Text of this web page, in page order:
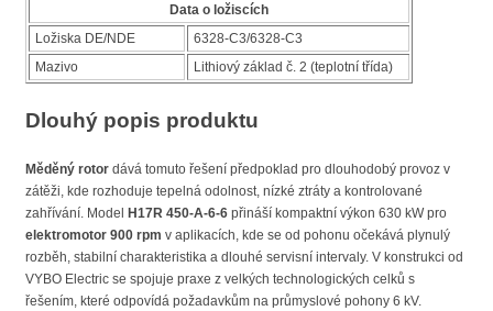
Data o ložiscích
Ložiska DE/NDE
6328-C3/6328-C3
Mazivo
Lithiový základ č. 2 (teplotní třída)
Dlouhý popis produktu
Měděný rotor dává tomuto řešení předpoklad pro dlouhodobý provoz v
zátěži, kde rozhoduje tepelná odolnost, nízké ztráty a kontrolované
zahřívání. Model
H17R 450-A-6-6 přináší kompaktní výkon 630 kW pro
elektromotor 900 rpm v aplikacích, kde se od pohonu očekává plynulý
rozběh, stabilní charakteristika a dlouhé servisní intervaly. V konstrukci od
VYBO Electric se spojuje praxe z velkých technologických celků s
řešením, které odpovídá požadavkům na průmyslové pohony 6 kV.